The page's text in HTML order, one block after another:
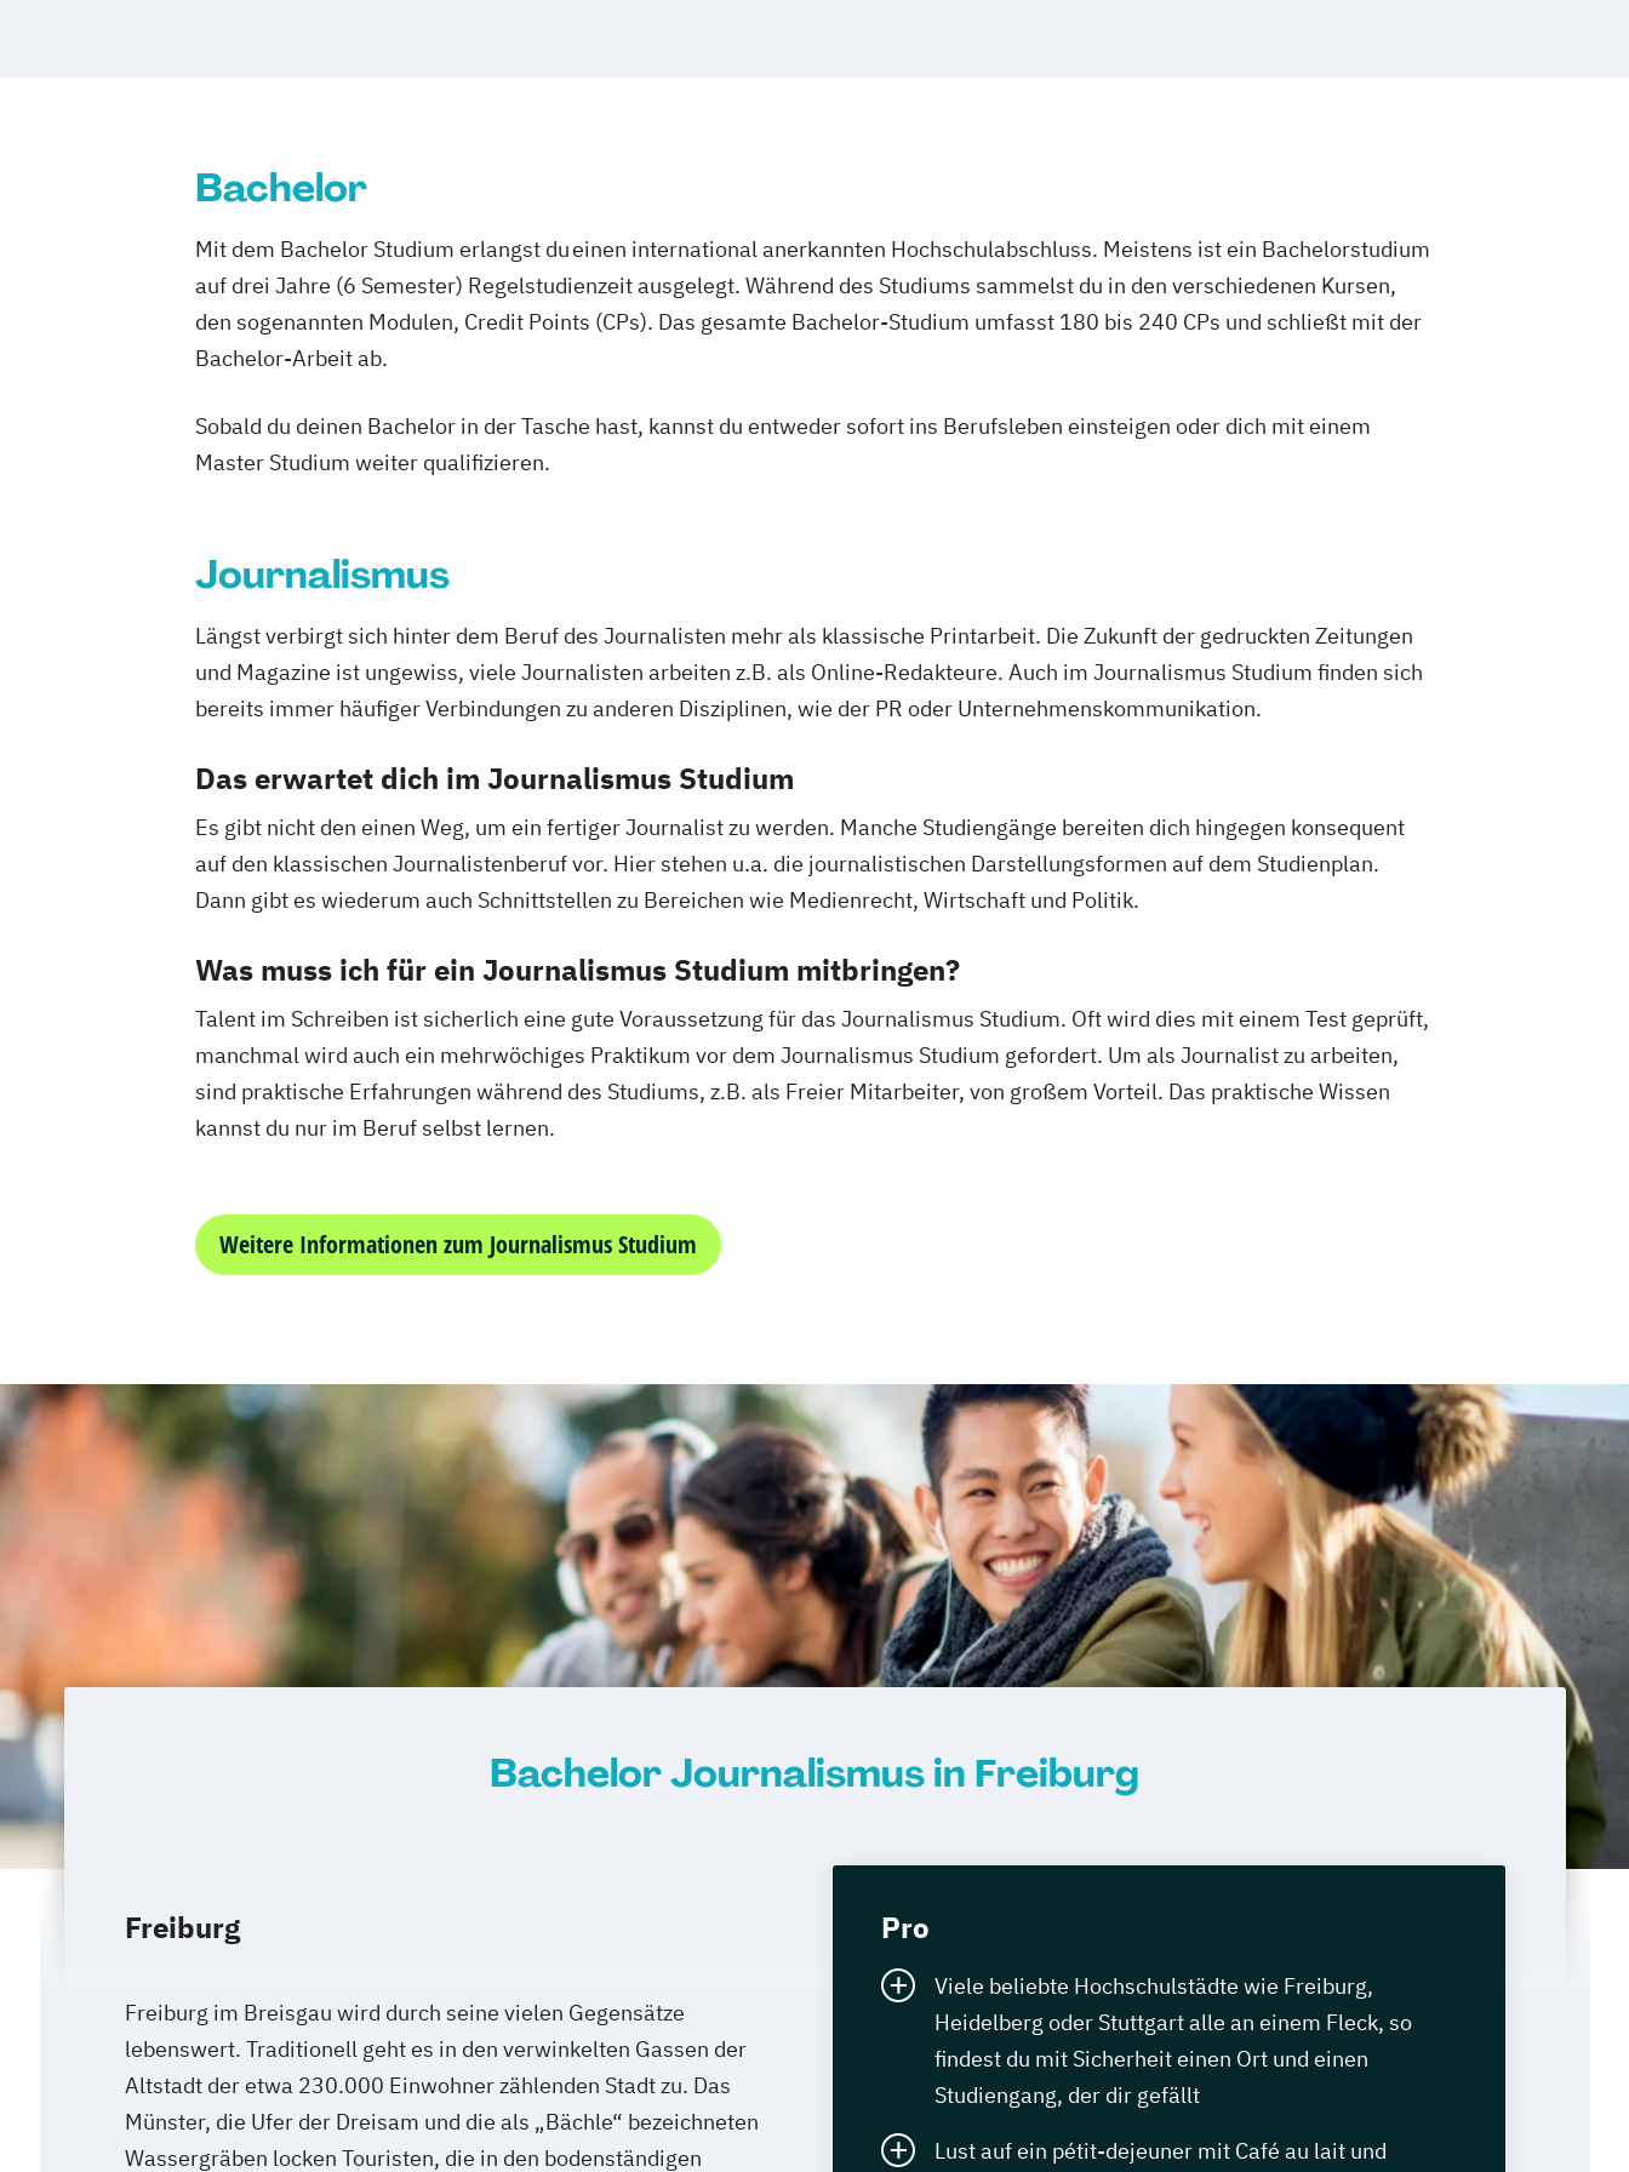
Bachelor
Mit dem Bachelor Studium erlangst du einen international anerkannten Hochschulabschluss. Meistens ist ein Bachelorstudium
auf drei Jahre (6 Semester) Regelstudienzeit ausgelegt. Während des Studiums sammelst du in den verschiedenen Kursen,
den sogenannten Modulen, Credit Points (CPs). Das gesamte Bachelor-Studium umfasst 180 bis 240 CPs und schließt mit der
Bachelor-Arbeit ab.
Sobald du deinen Bachelor in der Tasche hast, kannst du entweder sofort ins Berufsleben einsteigen oder dich mit einem
Master Studium weiter qualifizieren.
Journalismus
Längst verbirgt sich hinter dem Beruf des Journalisten mehr als klassische Printarbeit. Die Zukunft der gedruckten Zeitungen
und Magazine ist ungewiss, viele Journalisten arbeiten z.B. als Online-Redakteure. Auch im Journalismus Studium finden sich
bereits immer häufiger Verbindungen zu anderen Disziplinen, wie der PR oder Unternehmenskommunikation.
Das erwartet dich im Journalismus Studium
Es gibt nicht den einen Weg, um ein fertiger Journalist zu werden. Manche Studiengänge bereiten dich hingegen konsequent
auf den klassischen Journalistenberuf vor. Hier stehen u.a. die journalistischen Darstellungsformen auf dem Studienplan.
Dann gibt es wiederum auch Schnittstellen zu Bereichen wie Medienrecht, Wirtschaft und Politik.
Was muss ich für ein Journalismus Studium mitbringen?
Talent im Schreiben ist sicherlich eine gute Voraussetzung für das Journalismus Studium. Oft wird dies mit einem Test geprüft,
manchmal wird auch ein mehrwöchiges Praktikum vor dem Journalismus Studium gefordert. Um als Journalist zu arbeiten,
sind praktische Erfahrungen während des Studiums, z.B. als Freier Mitarbeiter, von großem Vorteil. Das praktische Wissen
kannst du nur im Beruf selbst lernen.
Weitere Informationen zum Journalismus Studium
Bachelor Journalismus in Freiburg
Freiburg
Freiburg im Breisgau wird durch seine vielen Gegensätze
lebenswert. Traditionell geht es in den verwinkelten Gassen der
Altstadt der etwa 230.000 Einwohner zählenden Stadt zu. Das
Münster, die Ufer der Dreisam und die als „Bächle“ bezeichneten
Wassergräben locken Touristen, die in den bodenständigen
Pro
Viele beliebte Hochschulstädte wie Freiburg,
Heidelberg oder Stuttgart alle an einem Fleck, so
findest du mit Sicherheit einen Ort und einen
Studiengang, der dir gefällt
Lust auf ein pétit-dejeuner mit Café au lait und